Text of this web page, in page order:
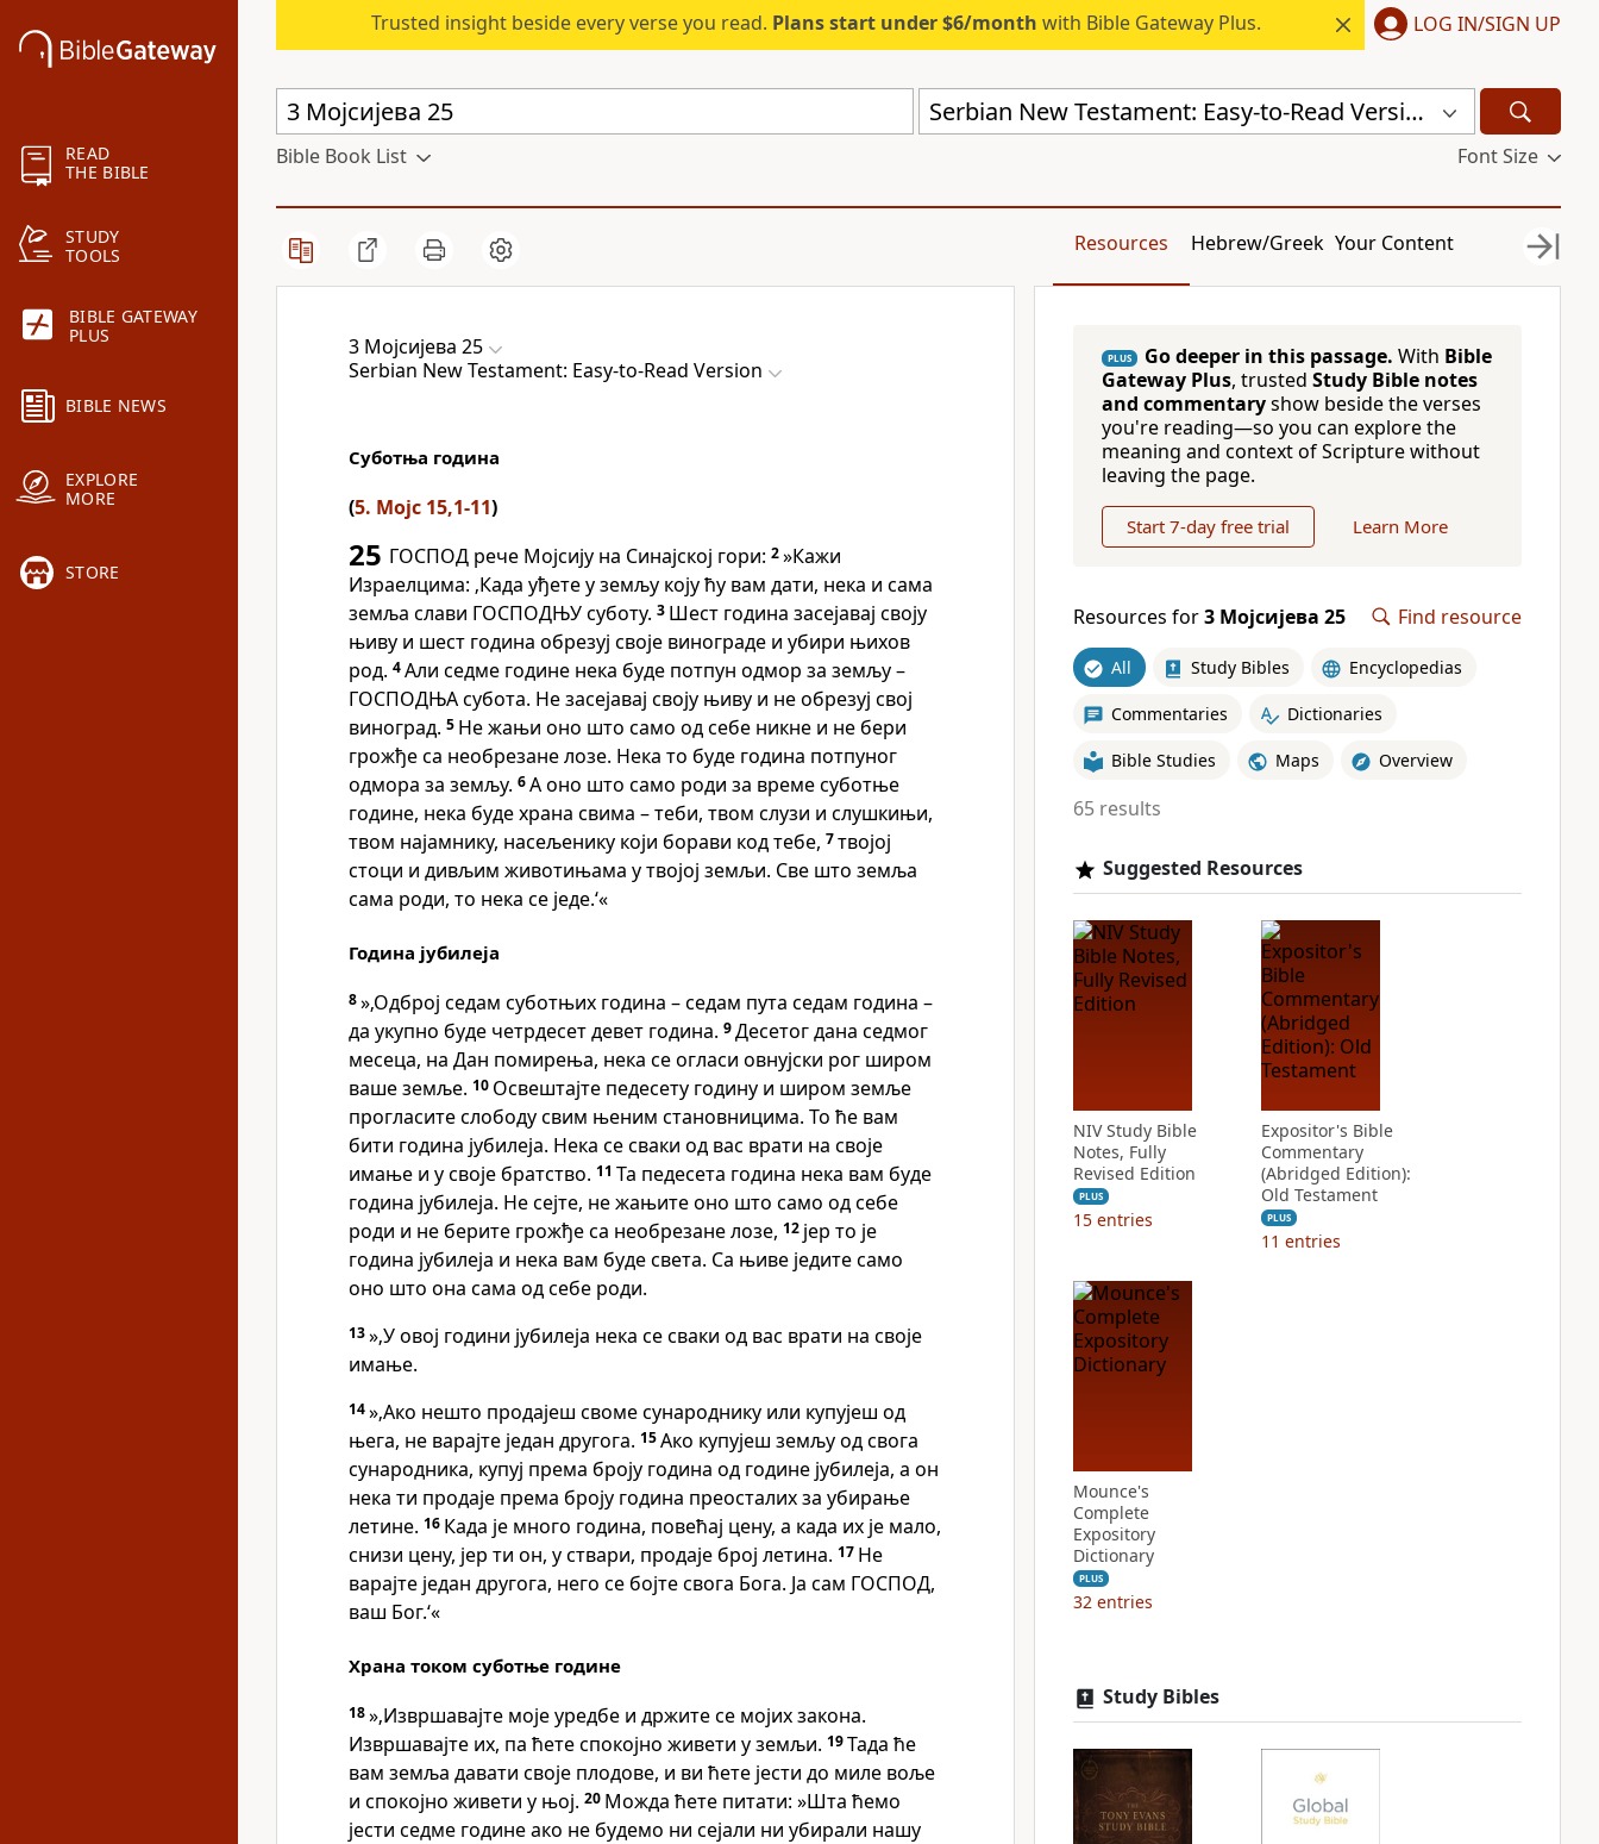
READ
THE BIBLE
STUDY
TOOLS
BIBLE GATEWAY
PLUS
BIBLE NEWS
EXPLORE
MORE
STORE
Trusted insight beside every verse you read. Plans start under $6/month with Bible Gateway Plus. LOG IN/SIGN UP
Serbian New Testament: Easy-to-Read Version (ERV-SR)
Bible Book List Font Size
Resources Hebrew/Greek Your Content
3 Мојсијева 25
Serbian New Testament: Easy-to-Read Version
Суботња година
(5. Мојс 15,1-11)
25 ГОСПОД рече Мојсију на Синајској гори: 2»Кажи
Израелцима: ‚Када уђете у земљу коју ћу вам дати, нека и сама
земља слави ГОСПОДЊУ суботу. 3 Шест година засејавај своју
њиву и шест година обрезуј своје винограде и убири њихов
род. 4Али седме године нека буде потпун одмор за земљу –
ГОСПОДЊА субота. Не засејавај своју њиву и не обрезуј свој
виноград. 5 Не жањи оно што само од себе никне и не бери
грожђе са необрезане лозе. Нека то буде година потпуног
одмора за земљу. 6А оно што само роди за време суботње
године, нека буде храна свима – теби, твом слузи и слушкињи,
твом најамнику, насељенику који борави код тебе, 7твојој
стоци и дивљим животињама у твојој земљи. Све што земља
сама роди, то нека се једе.‘«
Година јубилеја
8»‚Одброј седам суботњих година – седам пута седам година –
да укупно буде четрдесет девет година. 9Десетог дана седмог
месеца, на Дан помирења, нека се огласи овнујски рог широм
ваше земље. 10 Освештајте педесету годину и широм земље
прогласите слободу свим њеним становницима. То ће вам
бити година јубилеја. Нека се сваки од вас врати на своје
имање и у своје братство. 11 Та педесета година нека вам буде
година јубилеја. Не сејте, не жањите оно што само од себе
роди и не берите грожђе са необрезане лозе, 12 јер то је
година јубилеја и нека вам буде света. Са њиве једите само
оно што она сама од себе роди.
13»‚У овој години јубилеја нека се сваки од вас врати на своје
имање.
14»‚Ако нешто продајеш своме сународнику или купујеш од
њега, не варајте један другога. 15Ако купујеш земљу од свога
сународника, купуј према броју година од године јубилеја, а он
нека ти продаје према броју година преосталих за убирање
летине. 16 Када је много година, повећај цену, а када их је мало,
снизи цену, јер ти он, у ствари, продаје број летина. 17 Не
варајте један другога, него се бојте свога Бога. Ја сам ГОСПОД,
ваш Бог.‘«
Храна током суботње године
18»‚Извршавајте моје уредбе и држите се мојих закона.
Извршавајте их, па ћете спокојно живети у земљи. 19Тада ће
вам земља давати своје плодове, и ви ћете јести до миле воље
и спокојно живети у њој. 20 Можда ћете питати: »Шта ћемо
јести седме године ако не будемо ни сејали ни убирали нашу
PLUS Go deeper in this passage. With Bible
Gateway Plus, trusted Study Bible notes
and commentaryshow beside the verses
you're reading—so you can explore the
meaning and context of Scripture without
leaving the page.
Start 7-day free trial Learn More
Resources for3 Мојсијева 25 Find resource
All Study Bibles Encyclopedias
Commentaries Dictionaries
Bible Studies Maps Overview
65 results
Suggested Resources
NIV Study Bible
Notes, Fully
Revised Edition
PLUS
15 entries
Expositor's Bible
Commentary
(Abridged Edition):
Old Testament
PLUS
11 entries
Mounce's
Complete
Expository
Dictionary
PLUS
32 entries
Study Bibles